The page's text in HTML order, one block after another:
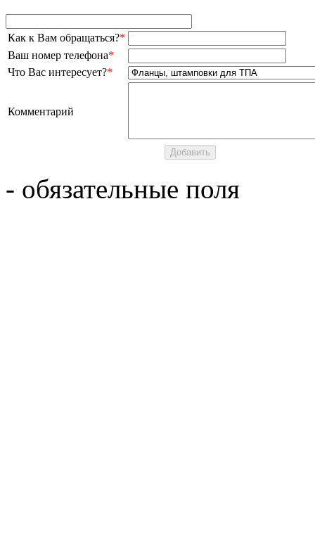
Как к Вам обращаться?*
Ваш номер телефона*
Что Вас интересует?*
Комментарий
- обязательные поля